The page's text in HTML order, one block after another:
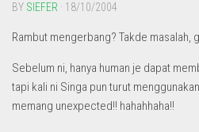
BY SIEFER · 18/10/2004
Rambut mengerbang? Takde masalah,
Sebelum ni, hanya human je dapat
tapi kali ni Singa pun turut
memang unexpected!! hahahhaha!!